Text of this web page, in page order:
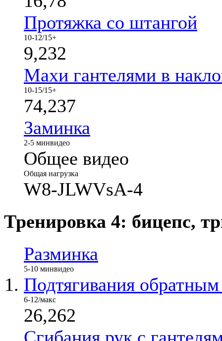
Протяжка со штангой
10-12/15+
9,232
Махи гантелями в
10-15/15+
74,237
Заминка
2-5 минвидео
Общее видео
Общая нагрузка
W8-JLWVsA-4
Тренировка 4: бицепс,
Разминка
5-10 минвидео
Подтягивания
6-12/макс
26,262